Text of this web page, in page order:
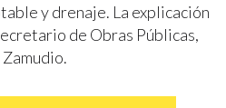
y drenaje. La explicación
de Obras Públicas,